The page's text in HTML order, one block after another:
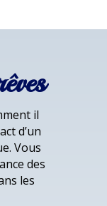
il
d’un
Vous
des
les